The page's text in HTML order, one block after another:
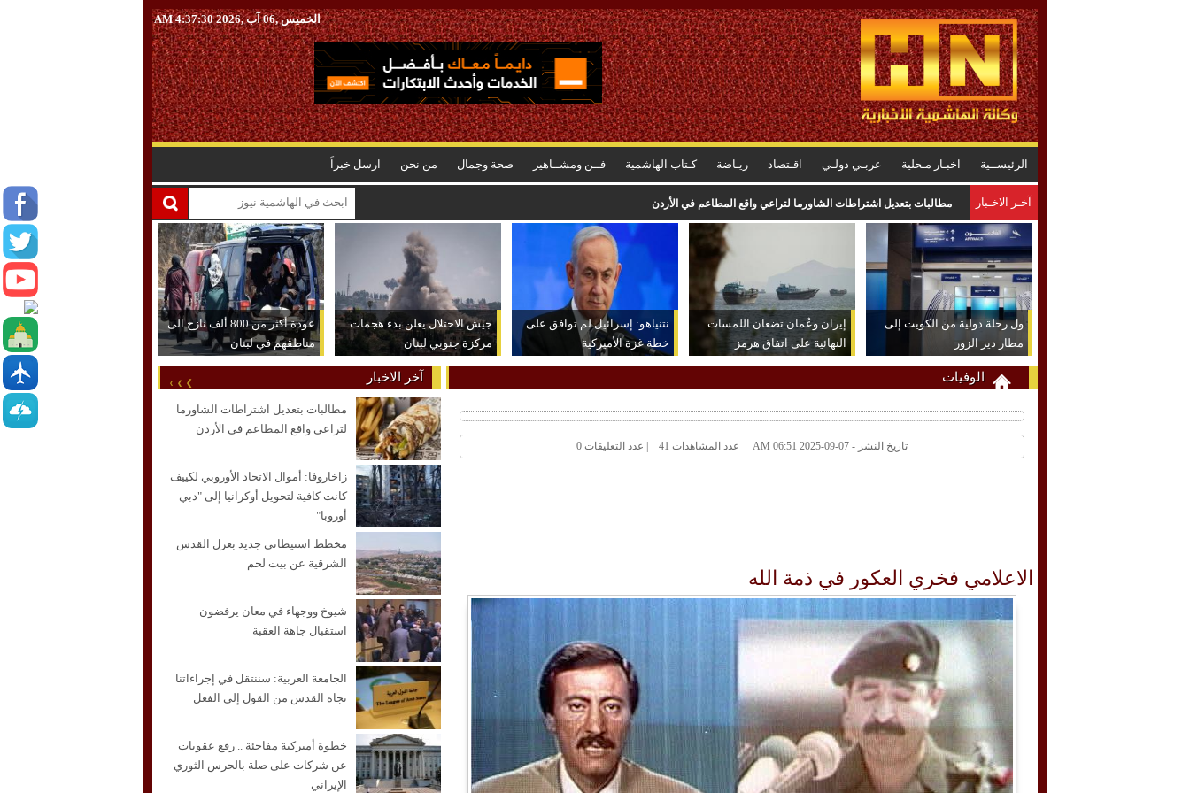
الخميس ,06 آب ,2026 4:37:31 AM
الرئيســية اخبـار مـحلية عربـي دولـي اقـتصاد ريـاضة كـتاب الهاشمية فــن ومشــاهير صحة وجمال من نحن ارسل خبراً
آخـر الاخـبار مطالبات بتعديل اشتراطات الشاورما لتراعي واقع المطاعم في الأردن
ول رحلة دولية من الكويت إلى
مطار دير الزور
إيران وعُمان تضعان اللمسات
النهائية على اتفاق هرمز
نتنياهو: إسرائيل لم توافق على
خطة غزة الأميركية
جيش الاحتلال يعلن بدء هجمات
مركزة جنوبي لبنان
عودة أكثر من 800 ألف نازح الى
مناطقهم في لبنان
الوفيات
تاريخ النشر - 07-09-2025 06:51 AM عدد المشاهدات 41 | عدد التعليقات 0
الاعلامي فخري العكور في ذمة الله
آخر الاخبار
مطالبات بتعديل اشتراطات الشاورما
لتراعي واقع المطاعم في الأردن
زاخاروفا: أموال الاتحاد الأوروبي لكييف
كانت كافية لتحويل أوكرانيا إلى "دبي
أوروبا"
مخطط استيطاني جديد بعزل القدس
الشرقية عن بيت لحم
شيوخ ووجهاء في معان يرفضون
استقبال جاهة العقبة
الجامعة العربية: سننتقل في إجراءاتنا
تجاه القدس من القول إلى الفعل
خطوة أميركية مفاجئة .. رفع عقوبات
عن شركات على صلة بالحرس الثوري
الإيراني